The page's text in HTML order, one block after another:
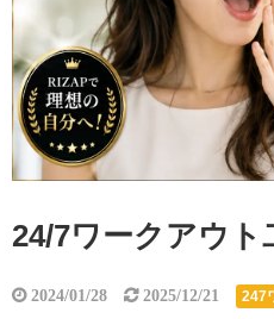
24/7ワークアウ
2024/01/28 2025/12/21 247